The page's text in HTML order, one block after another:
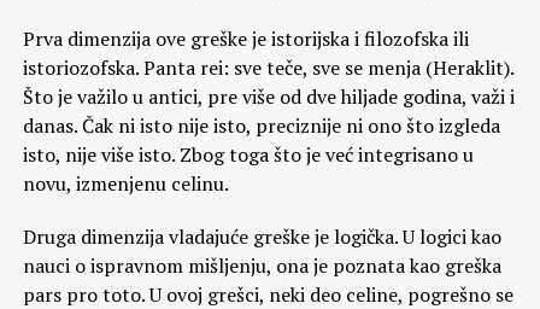
Prva dimenzija ove greške je istorijska i filozofska ili
istoriozofska. Panta rei: sve teče, sve se menja (Heraklit).
Što je važilo u antici, pre više od dve hiljade godina, važi i
danas. Čak ni isto nije isto, preciznije ni ono što izgleda
isto, nije više isto. Zbog toga što je već integrisano u
novu, izmenjenu celinu.
Druga dimenzija vladajuće greške je logička. U logici kao
nauci o ispravnom mišljenju, ona je poznata kao greška
pars pro toto. U ovoj grešci, neki deo celine, pogrešno se